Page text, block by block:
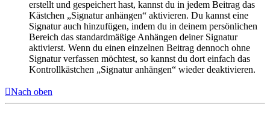
erstellt und gespeichert hast, kannst du in jedem Beitrag das
Kästchen „Signatur anhängen“ aktivieren. Du kannst eine
Signatur auch hinzufügen, indem du in deinem persönlichen
Bereich das standardmäßige Anhängen deiner Signatur
aktivierst. Wenn du einen einzelnen Beitrag dennoch ohne
Signatur verfassen möchtest, so kannst du dort einfach das
Kontrollkästchen „Signatur anhängen“ wieder deaktivieren.
Nach oben